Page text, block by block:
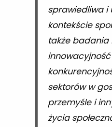
sprawiedliwa i
kontekście
także badania
sektorów w
przemyśle i
życia